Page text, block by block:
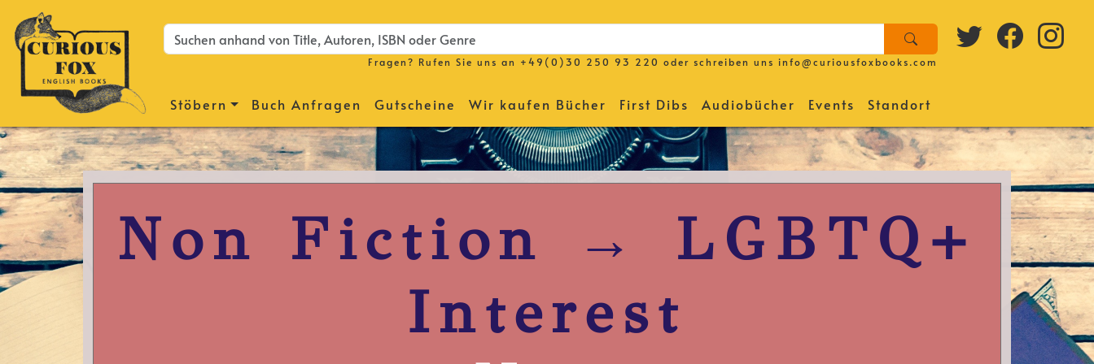
Fragen? Rufen Sie uns an +49(0)30 250 93 220 oder schreiben uns info@curiousfoxbooks.com
Stöbern Buch Anfragen Gutscheine Wir kaufen Bücher First Dibs Audiobücher Events Standort
Non Fiction → LGBTQ+
Interest